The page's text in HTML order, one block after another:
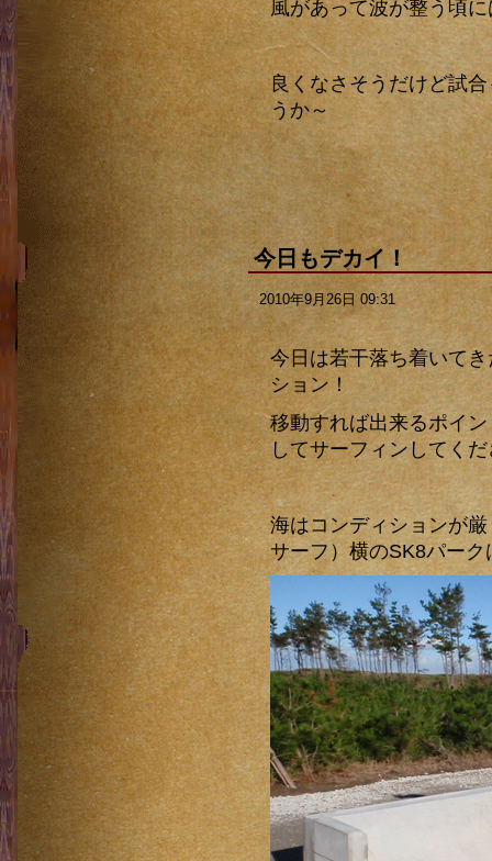
風があって波が整う頃
良くなさそうだけど試
うか～
今日もデカイ！
2010年9月26日 09:31
今日は若干落ち着いて
ション！
移動すれば出来るポイ
してサーフィンしてく
海はコンディションが
サーフ）横のSK8パー